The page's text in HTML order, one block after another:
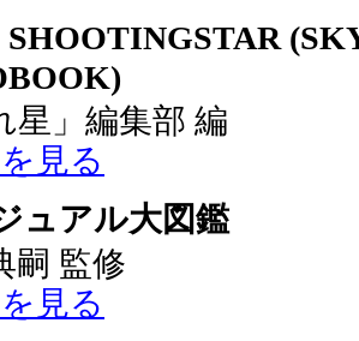
星」編集部 編
見る
ュアル大図鑑
嗣 監修
見る